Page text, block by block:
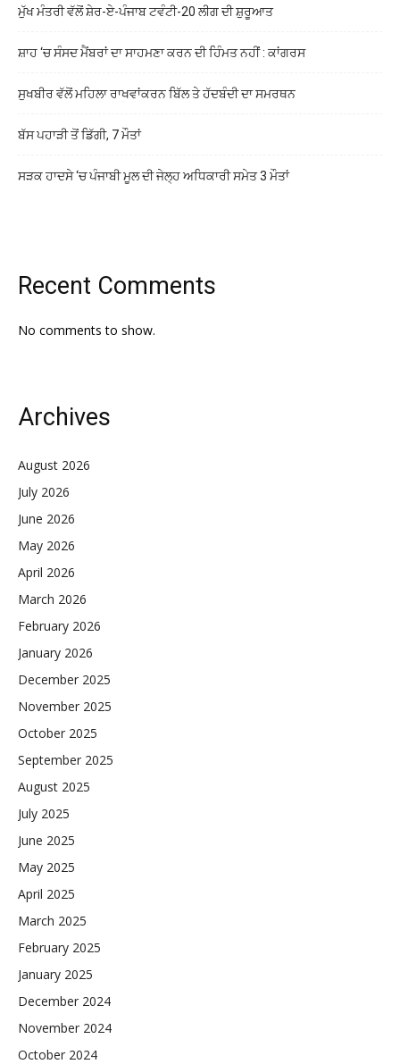
ਮੁੱਖ ਮੰਤਰੀ ਵੱਲੋਂ ਸ਼ੇਰ-ਏ-ਪੰਜਾਬ ਟਵੰਟੀ-20 ਲੀਗ ਦੀ ਸ਼ੁਰੂਆਤ
ਸ਼ਾਹ ‘ਚ ਸੰਸਦ ਮੈਂਬਰਾਂ ਦਾ ਸਾਹਮਣਾ ਕਰਨ ਦੀ ਹਿੰਮਤ ਨਹੀਂ : ਕਾਂਗਰਸ
ਸੁਖਬੀਰ ਵੱਲੋਂ ਮਹਿਲਾ ਰਾਖਵਾਂਕਰਨ ਬਿੱਲ ਤੇ ਹੱਦਬੰਦੀ ਦਾ ਸਮਰਥਨ
ਬੱਸ ਪਹਾੜੀ ਤੋਂ ਡਿੱਗੀ, 7 ਮੌਤਾਂ
ਸੜਕ ਹਾਦਸੇ ‘ਚ ਪੰਜਾਬੀ ਮੂਲ ਦੀ ਜੇਲ੍ਹ ਅਧਿਕਾਰੀ ਸਮੇਤ 3 ਮੌਤਾਂ
Recent Comments
No comments to show.
Archives
August 2026
July 2026
June 2026
May 2026
April 2026
March 2026
February 2026
January 2026
December 2025
November 2025
October 2025
September 2025
August 2025
July 2025
June 2025
May 2025
April 2025
March 2025
February 2025
January 2025
December 2024
November 2024
October 2024